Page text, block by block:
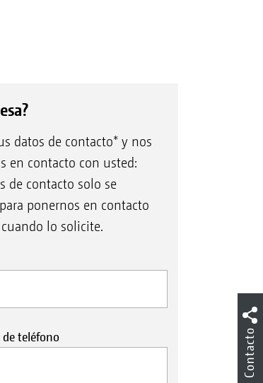
datos de contacto* y nos
en contacto con usted:
de contacto solo se
ponernos en contacto
lo solicite.
teléfono Contacto